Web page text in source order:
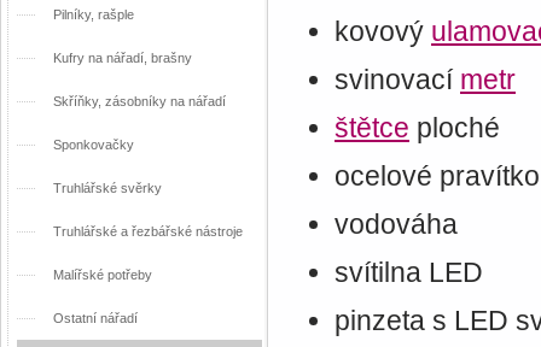
kovový
svinovací metr
štětce ploché
ocelové pravítko
vodováha
svítilna LED
pinzeta s LED
Pilníky, rašple
Kufry na nářadí, brašny
Skříňky, zásobníky na nářadí
Sponkovačky
Truhlářské svěrky
Truhlářské a řezbářské nástroje
Malířské potřeby
Ostatní nářadí